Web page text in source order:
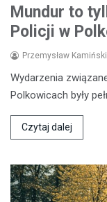
Mundur to
Policji w
Przemysław Kamiński
Wydarzenia
Polkowicach były
Czytaj dalej